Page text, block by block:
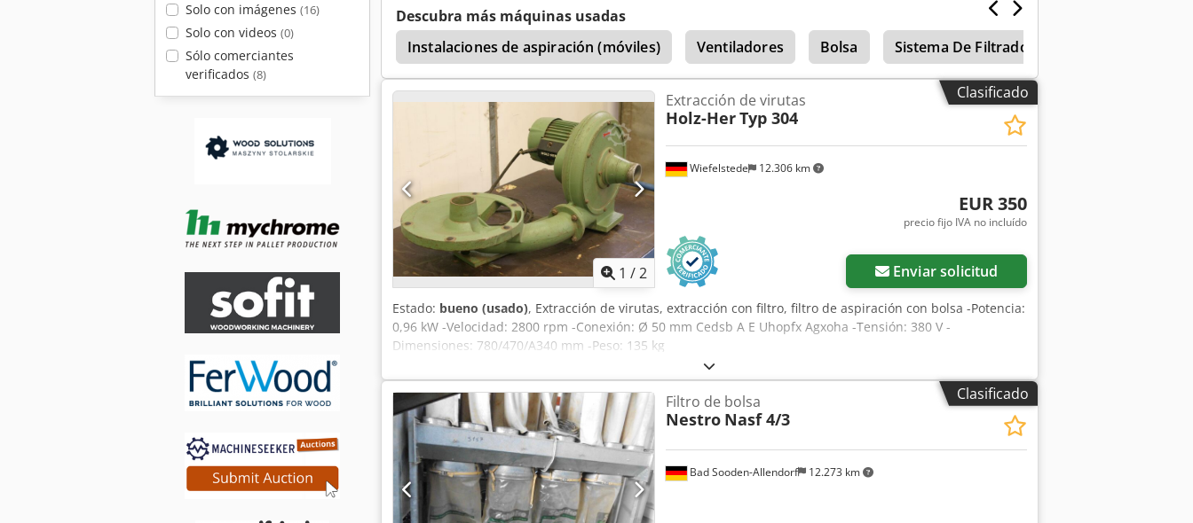
Solo con imágenes (16)
Solo con videos (0)
Sólo comerciantes
verificados (8)
Descubra más máquinas usadas
Instalaciones de aspiración (móviles)
Ventiladores Bolsa Sistema De Filtrado
Filtros Extrusoras Filtros
Clasificado
Pedir más fotos
1 /2
Wiefelstede 12.306 km
Extracción de virutas
Holz-HerTyp 304
EUR 350
precio fijo IVA no incluído
Enviar solicitud
Estado: bueno (usado), Extracción de virutas, extracción con filtro, filtro de aspiración con bolsa -Potencia:
0,96 kW -Velocidad: 2800 rpm -Conexión: Ø 50 mm Cedsb A E Uhopfx Agxoha -Tensión: 380 V -
Dimensiones: 780/470/A340 mm -Peso: 135 kg
Clasificado
Bad Sooden-Allendorf 12.273 km
Filtro de bolsa
Nestro Nasf 4/3